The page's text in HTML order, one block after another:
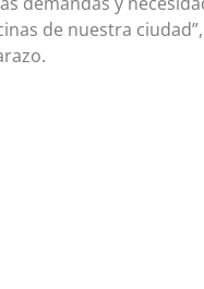
de nuestra